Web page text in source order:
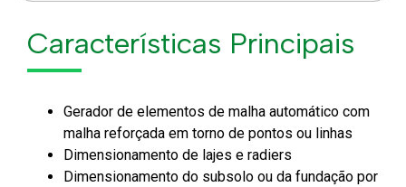
Características Principais
Gerador de elementos de malha automático com
malha reforçada em torno de pontos ou linhas
Dimensionamento de lajes e radiers
Dimensionamento do subsolo ou da fundação por